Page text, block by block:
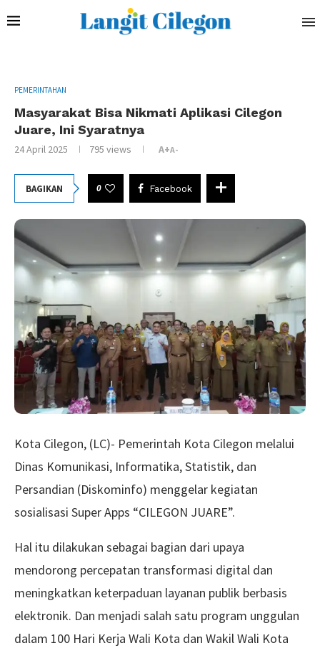
PEMERINTAHAN
Masyarakat Bisa Nikmati Aplikasi Cilegon
Juare, Ini Syaratnya
24 April 2025 795 views A+A-
BAGIKAN 0 Facebook
Kota Cilegon, (LC)- Pemerintah Kota Cilegon melalui
Dinas Komunikasi, Informatika, Statistik, dan
Persandian (Diskominfo) menggelar kegiatan
sosialisasi Super Apps “CILEGON JUARE”.
Hal itu dilakukan sebagai bagian dari upaya
mendorong percepatan transformasi digital dan
meningkatkan keterpaduan layanan publik berbasis
elektronik. Dan menjadi salah satu program unggulan
dalam 100 Hari Kerja Wali Kota dan Wakil Wali Kota